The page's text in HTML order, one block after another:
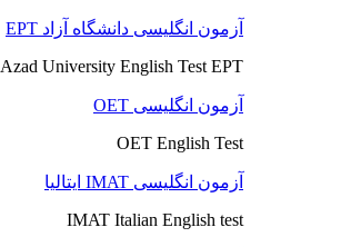
آزمون انگلیسی دانشگاه آزاد EPT
Azad University English Test EPT
آزمون انگلیسی OET
OET English Test
آزمون انگلیسی IMAT ایتالیا
IMAT Italian English test